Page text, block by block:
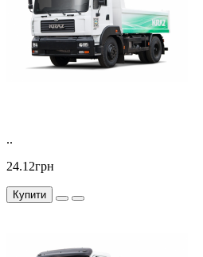
..
24.12грн
Купити